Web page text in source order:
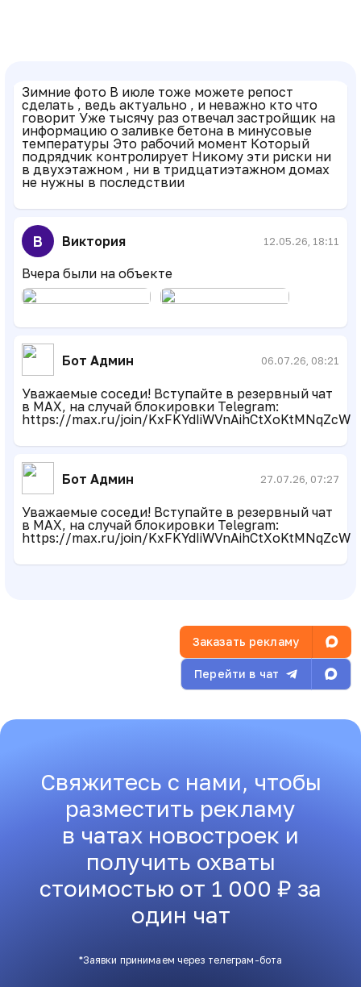
Бот Админ 27.07.26, 07:27
Уважаемые соседи! Вступайте в резервный чат
в MAX, на случай блокировки Telegram:
https://max.ru/join/
Бот Админ 06.07.26, 08:21
Уважаемые соседи! Вступайте в резервный чат
в MAX, на случай блокировки Telegram:
https://max.ru/join/
В Виктория 12.05.26, 18:11
Вчера были на объекте
Зимние фото В июле тоже можете репост
сделать , ведь актуально , и неважно кто что
говорит Уже тысячу раз отвечал застройщик на
информацию о заливке бетона в минусовые
температуры Это рабочий момент Который
подрядчик контролирует Никому эти риски ни
в двухэтажном , ни в тридцатиэтажном домах
не нужны в последствии
Заказать рекламу
Перейти в чат
Свяжитесь с нами, чтобы
разместить рекламу
в чатах новостроек и
получить охваты
стоимостью от 1 000 ₽ за
один чат
*Заявки принимаем через телеграм-бота